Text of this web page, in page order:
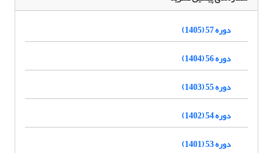
دوره 57 (1405)
دوره 56 (1404)
دوره 55 (1403)
دوره 54 (1402)
دوره 53 (1401)